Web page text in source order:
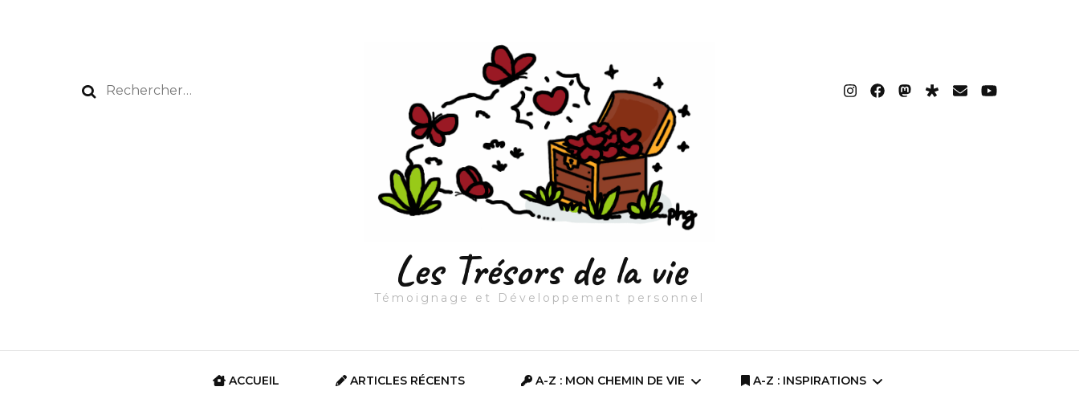
Rechercher :
Les Trésors de la vie
Témoignage et Développement personnel
ACCUEIL ARTICLES RÉCENTS A-Z : MON CHEMIN DE VIE A-Z : INSPIRATIONS